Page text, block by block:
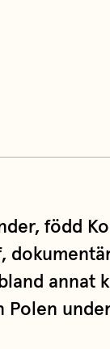
född
annat
Polen